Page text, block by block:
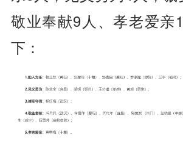
敬业奉献9人、孝老爱亲
下：